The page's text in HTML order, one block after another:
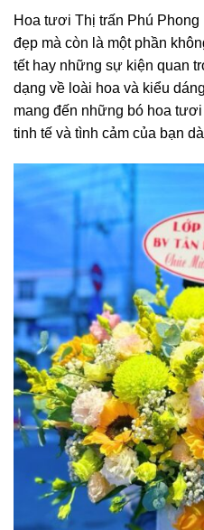
Hoa tươi Thị trấn Phú Phong
đẹp mà còn là một phần
tết hay những sự kiện quan
dạng về loài hoa và kiểu
mang đến những bó hoa
tinh tế và tình cảm của bạn